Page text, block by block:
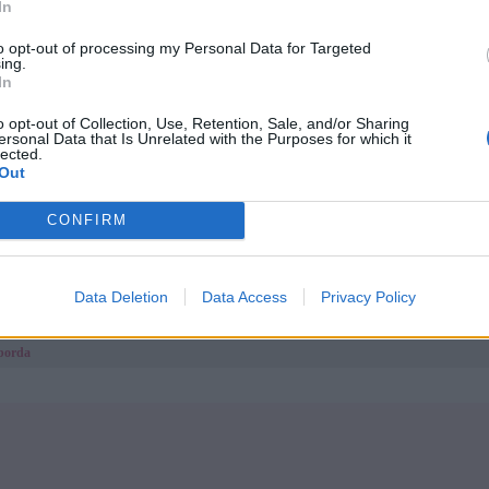
opt-out of processing my Personal Data for Targeted
opt-out of Collection, Use, Retention, Sale, and/or Sharing
Data that Is Unrelated with the Purposes for which it
CONFIRM
Data Deletion Data Access Privacy Policy
de nagyon finom főfogás akár a vasárnapi ebédekhez.
BettyBlue
tekert csirkemell
abból, ami éppen idehaza akadt
fokhagymás libasült